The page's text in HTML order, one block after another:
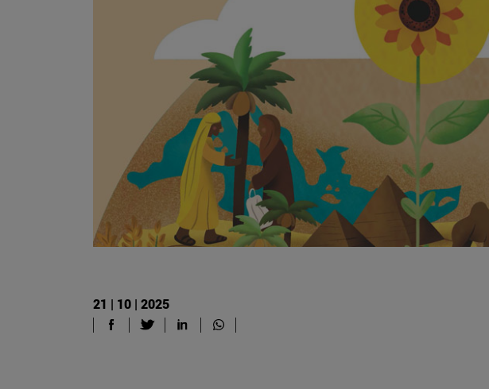
21 | 10 | 2025